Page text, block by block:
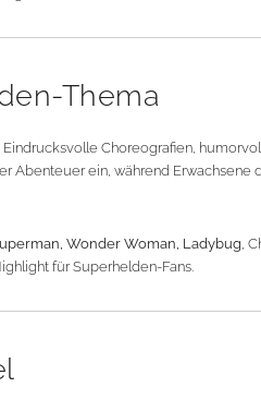
Thema
Choreografien,
Abenteuer ein, während
Wonder Woman, Ladybug,
für Superhelden-Fans.